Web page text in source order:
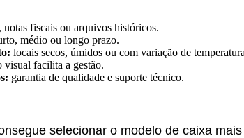
notas fiscais ou arquivos históricos.
médio ou longo prazo.
locais secos, úmidos ou com variação de
visual facilita a gestão.
garantia de qualidade e suporte técnico.
selecionar o modelo de caixa